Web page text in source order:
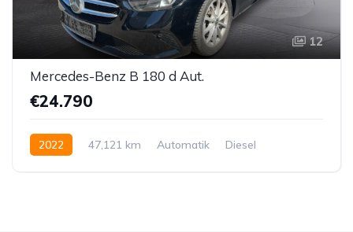
12
Mercedes-Benz B 180 d Aut.
€24.790
2022 47,121 km Automatik
Diesel